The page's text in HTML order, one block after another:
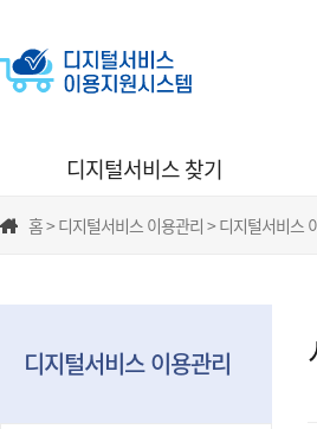
디지털서비스 찾기
홈 > 디지털서비스 이용관리 > 디지털서비스
디지털서비스 이용관리